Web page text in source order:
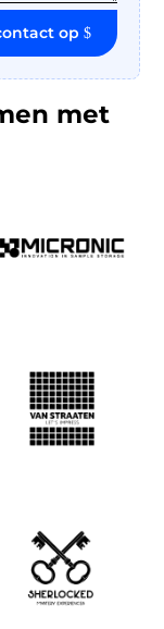
op
met